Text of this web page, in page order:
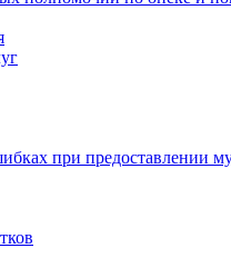
при предоставлении